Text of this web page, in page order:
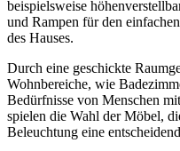
beispielsweise
und Rampen für den
des Hauses.
Durch eine geschickte
Wohnbereiche, wie
Bedürfnisse von Menschen
spielen die Wahl der Möbel,
Beleuchtung eine